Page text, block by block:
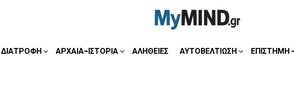
ΔΙΑΤΡΟΦΉ ΑΡΧΑΊΑ-ΙΣΤΟΡΊΑ ΑΛΉΘΕΙΕΣ ΑΥΤΟΒΕΛΤΊΩΣΗ ΕΠΙΣΤΉΜΗ